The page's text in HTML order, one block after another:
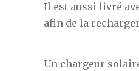
Il est aussi livré
afin de la
Un chargeur